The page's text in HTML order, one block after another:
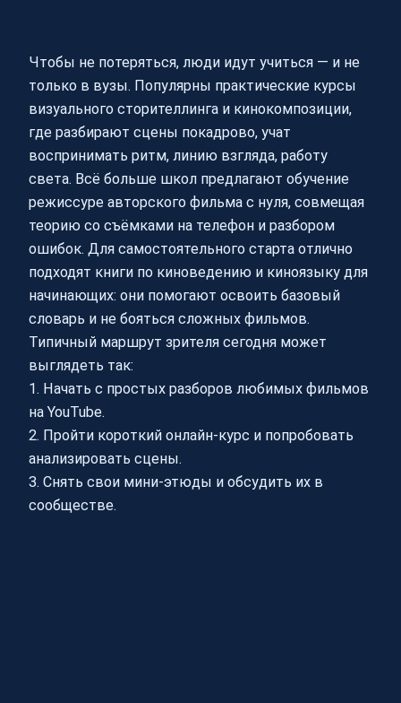
Чтобы не потеряться, люди идут учиться — и не
только в вузы. Популярны практические курсы
визуального сторителлинга и кинокомпозиции,
где разбирают сцены покадрово, учат
воспринимать ритм, линию взгляда, работу
света. Всё больше школ предлагают обучение
режиссуре авторского фильма с нуля, совмещая
теорию со съёмками на телефон и разбором
ошибок. Для самостоятельного старта отлично
подходят книги по киноведению и киноязыку для
начинающих: они помогают освоить базовый
словарь и не бояться сложных фильмов.
Типичный маршрут зрителя сегодня может
выглядеть так:
1. Начать с простых разборов любимых фильмов
на YouTube.
2. Пройти короткий онлайн‑курс и попробовать
анализировать сцены.
3. Снять свои мини‑этюды и обсудить их в
сообществе.